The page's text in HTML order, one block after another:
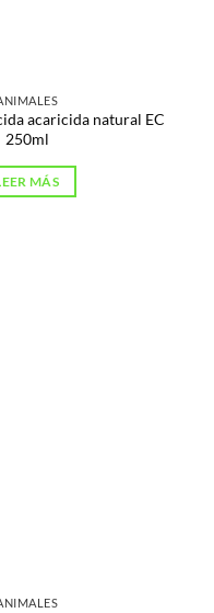
acaricida natural EC
250ml
MÁS